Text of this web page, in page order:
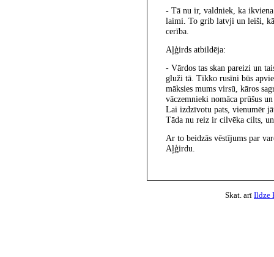
- Tā nu ir, valdniek, ka ikviena
laimi. To grib latvji un leiši,
cerība.
Aļģirds atbildēja:
- Vārdos tas skan pareizi un
gluži tā. Tikko rusīni būs
māksies mums virsū, kāros
vāczemnieki nomāca prūšus
Lai izdzīvotu pats, vienumēr
Tāda nu reiz ir cilvēka cilts,
Ar to beidzās vēstījums par
Aļģirdu.
Skat. arī Ildze